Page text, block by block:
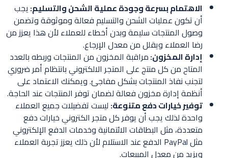
الاهتمام بسرعة وجودة عملية الشحن والتسليم:يجب
أن تكون عمليات الشحن والتسليم فعالة وموثوقة وتضمن
وصول المنتجات سليمة وبدن أخطاء للعملاء لأن هذا يعزز من
رضا العملاء ويقلل من معدل الإرجاع.
إدارة المخزون:مراقبة المخزون من المنتجات وربطه بالعدد
المتاح من كل منتج على المتجر الالكتروني بانتظام أمر ضروري
لتجنب نفاذ المنتجات بشكل مفاجئ. ويمكنك الاعتماد على
أنظمة إدارة مخزون فعالة لضمان توفر المنتجات عند الحاجة.
توفير خيارات دفع متنوعة: ليست تفضيلات جميع العملاء
واحدة لذلك يجب أن يوفر كل متجر الكتروني خيارات دفع
متعددة، مثل البطاقات الائتمانية وخدمات الدفع الإلكتروني
مثل PayPal الدفع عند الاستلام لأن ذلك يعزز تجربة العملاء
ويزيد من معدل المبيعات.